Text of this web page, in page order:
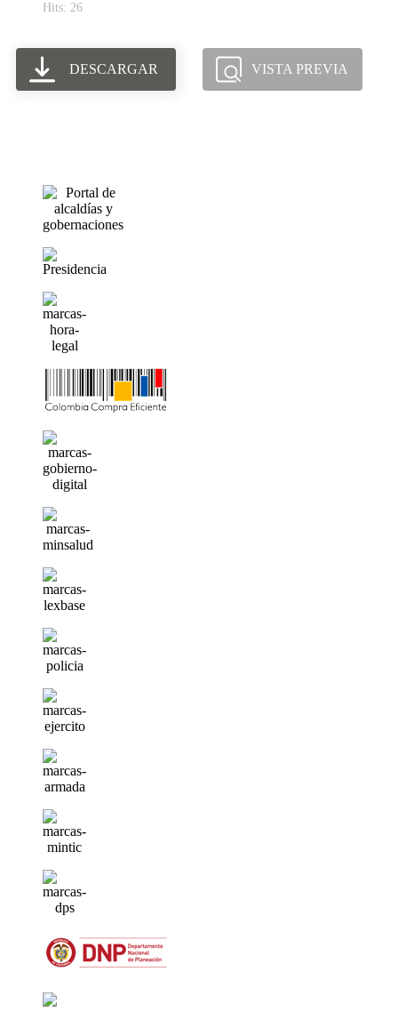
Hits: 26
DESCARGAR VISTA PREVIA